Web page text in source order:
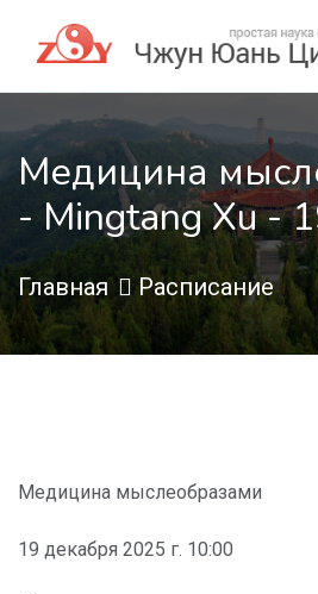
Медицина
- Mingtang Xu -
Главная Расписание
Медицина мыслеобразами
19 декабря 2025 г. 10:00